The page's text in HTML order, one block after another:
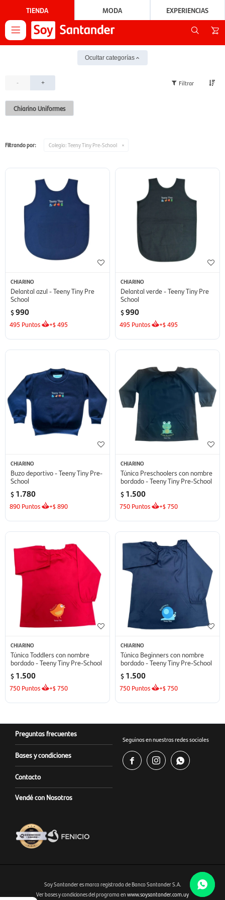
TIENDA MODA EXPERIENCIAS

Ocultar categorías
- +
Chiarino Uniformes
Filtrando por: Colegio: Teeny Tiny Pre-School
CHIARINO
Delantal azul - Teeny Tiny Pre
School
$990
495 Puntos +$495
CHIARINO
Delantal verde - Teeny Tiny Pre
School
$990
495 Puntos +$495
CHIARINO
Buzo deportivo - Teeny Tiny Pre-
School
$ 1.780
890 Puntos +$890
CHIARINO
Túnica Preschoolers con nombre
bordado - Teeny Tiny Pre-School
$ 1.500
750 Puntos +$750
CHIARINO
Túnica Toddlers con nombre
bordado - Teeny Tiny Pre-School
$ 1.500
750 Puntos +$750
CHIARINO
Túnica Beginners con nombre
bordado - Teeny Tiny Pre-School
$ 1.500
750 Puntos +$750
Preguntas frecuentes
Bases y condiciones
Contacto
Vendé con Nosotros
Seguinos en nuestras redes sociales
  
Soy Santander es marca registrada de Banco Santander S.A.
Ver bases y condiciones del programa en www.soysantander.com.uy